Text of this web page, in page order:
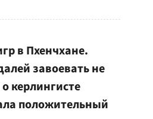
в Пхенчхане.
завоевать не
керлингисте
положительный